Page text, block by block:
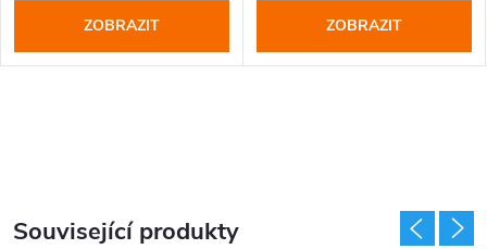
ZOBRAZIT ZOBRAZIT
Související produkty